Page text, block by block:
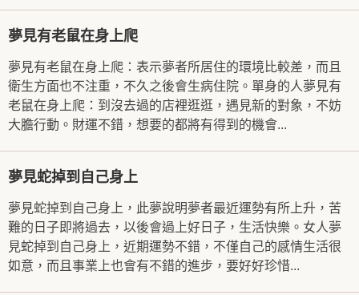
夢見有老鼠在身上爬
夢見有老鼠在身上爬：表示夢者所居住的環境比較差，而且
衛生方面也不注重，不久之後會生病住院。單身的人夢見有
老鼠在身上爬：到沒去過的店裡逛逛，遇見新的對象，不妨
大膽行動。財運不錯，想要的都將有得到的機會...
夢見蛇掉到自己身上
夢見蛇掉到自己身上，此夢說明夢者最近運勢有所上升，苦
難的日子即將過去，以後會過上好日子，生活快樂。女人夢
見蛇掉到自己身上，近期運勢不錯，不僅自己的感情生活很
如意，而且事業上也會有不錯的進步，要好好珍惜...